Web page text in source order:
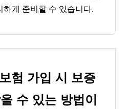
하게 준비할 수 있습니다.
험 가입 시 보증
수 있는 방법이